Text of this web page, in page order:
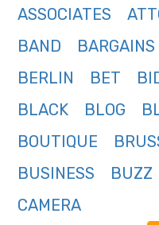
ASSOCIATES
BAND
BARGAINS
BERLIN
BET
BLACK
BLOG
BOUTIQUE
BUSINESS
BUZZ
CAMERA